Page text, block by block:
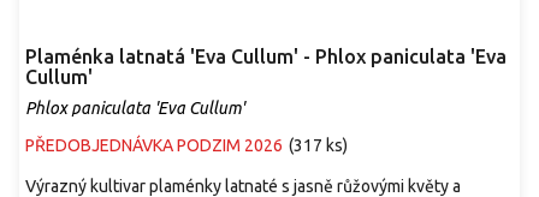
Plaménka latnatá 'Eva Cullum' - Phlox paniculata 'Eva
Cullum'
Phlox paniculata 'Eva Cullum'
PŘEDOBJEDNÁVKA PODZIM 2026 (317 ks)
Výrazný kultivar plaménky latnaté s jasně růžovými květy a